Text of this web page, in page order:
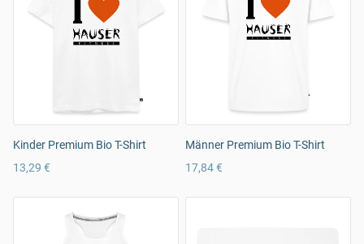
Kinder Premium Bio T-Shirt
13,29 €
Männer Premium Bio T-Shirt
17,84 €